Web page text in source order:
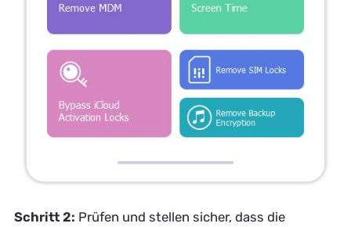
Schritt 2: Prüfen und stellen sicher, dass die